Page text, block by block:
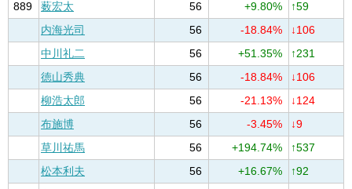
889
薮宏太 56 +9.80%
↑59
内海光司
56 -18.84%
↓106
中川礼二
56 +51.35%
↑231
徳山秀典
56 -18.84%
↓106
柳浩太郎
56 -21.13%
↓124
布施博
56 -3.45%
↓9
草川祐馬
56 +194.74%
↑537
松本利夫
56 +16.67%
↑92